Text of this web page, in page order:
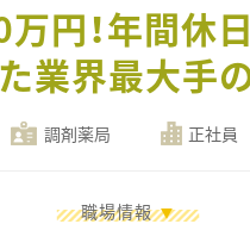
万円！年間
業界最大手
調剤薬局 正社員
職場情報